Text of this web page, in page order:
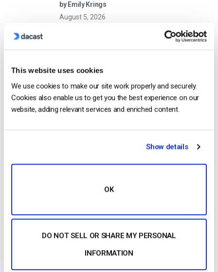
This website uses cookies
We use cookies to make our site work properly and securely.
Cookies also enable us to get you the best experience on our
website, adding relevant services and enriched content.
Show details
OK
DO NOT SELL OR SHARE MY PERSONAL
INFORMATION
by Emily Krings
August 5, 2026
do Streaming Media
by Jon Whitehead
August 4, 2026
Aumente o envolvimento dos
empresariais em direto
Categories